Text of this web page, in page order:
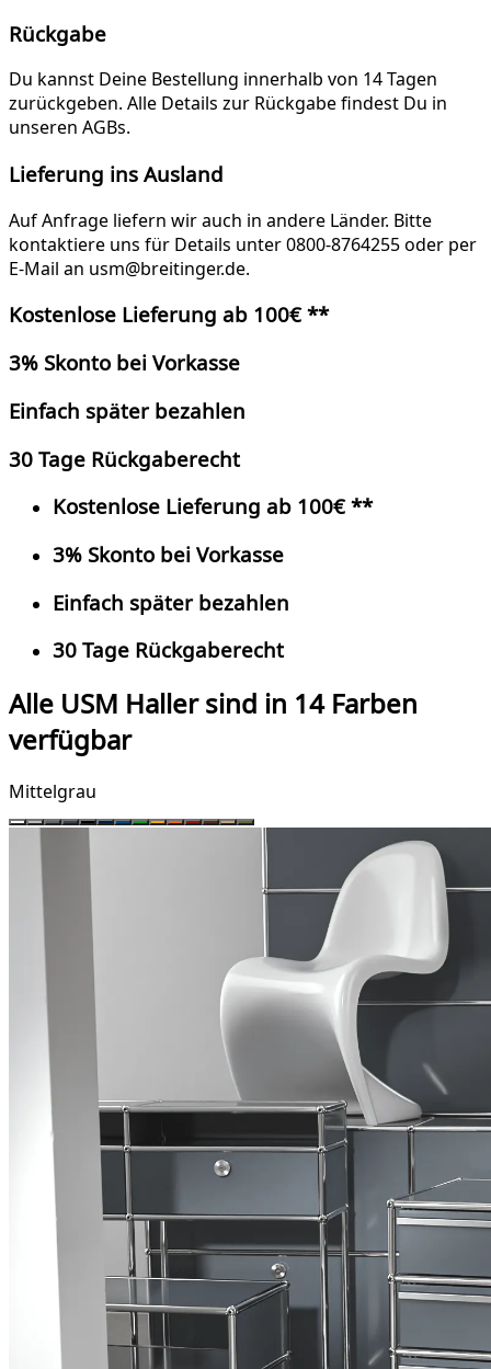
Rückgabe
Du kannst Deine Bestellung innerhalb von 14 Tagen
zurückgeben. Alle Details zur Rückgabe findest Du in
unseren AGBs.
Lieferung ins Ausland
Auf Anfrage liefern wir auch in andere Länder. Bitte
kontaktiere uns für Details unter 0800-8764255 oder per
E-Mail an usm@breitinger.de.
Kostenlose Lieferung ab 100€ **
3% Skonto bei Vorkasse
Einfach später bezahlen
30 Tage Rückgaberecht
Kostenlose Lieferung ab 100€ **
3% Skonto bei Vorkasse
Einfach später bezahlen
30 Tage Rückgaberecht
Alle USM Haller sind in 14 Farben
verfügbar
Mittelgrau